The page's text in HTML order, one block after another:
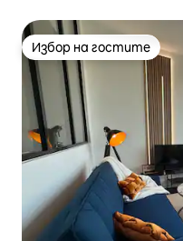
Избор на гостите
Избор на гостите